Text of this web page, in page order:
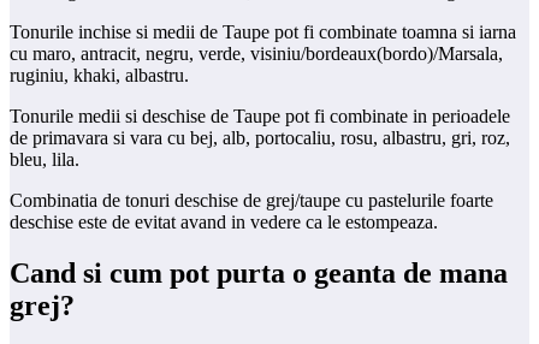
Tonurile inchise si medii de Taupe pot fi combinate toamna si iarna
cu maro, antracit, negru, verde, visiniu/bordeaux(bordo)/Marsala,
ruginiu, khaki, albastru.
Tonurile medii si deschise de Taupe pot fi combinate in perioadele
de primavara si vara cu bej, alb, portocaliu, rosu, albastru, gri, roz,
bleu, lila.
Combinatia de tonuri deschise de grej/taupe cu pastelurile foarte
deschise este de evitat avand in vedere ca le estompeaza.
Cand si cum pot purta o geanta de mana
grej?